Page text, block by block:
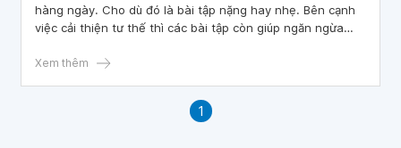
hàng ngày. Cho dù đó là bài tập nặng hay nhẹ. Bên cạnh
việc cải thiện tư thế thì các bài tập còn giúp ngăn ngừa
thông tin về các bài tập giúp cải thiện sức mạnh cốt lõi của
Xem thêm
1